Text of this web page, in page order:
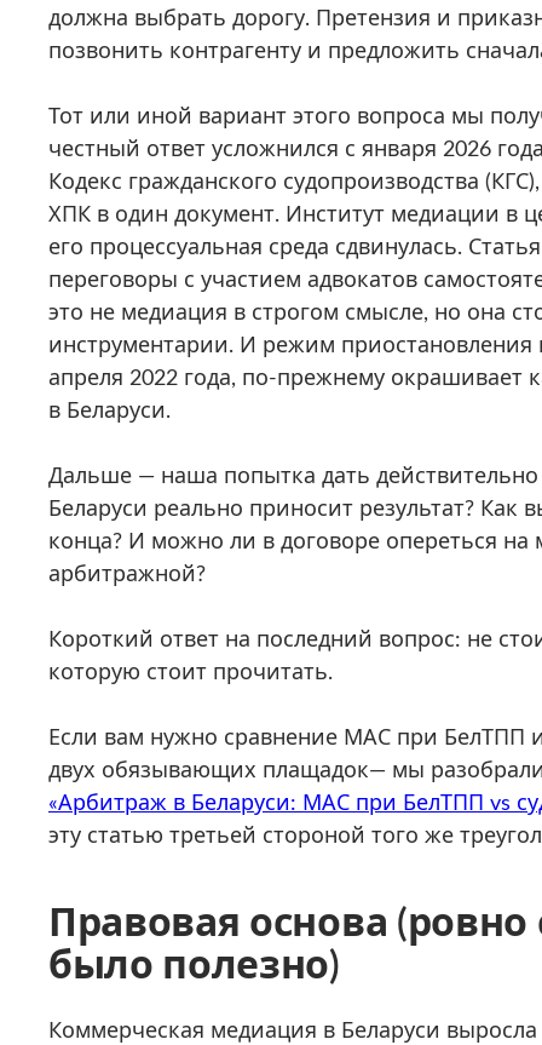
должна выбрать дорогу. Претензия и
позвонить контрагенту и предложить
Тот или иной вариант этого вопроса мы
честный ответ усложнился с января 2026
Кодекс гражданского судопроизводства
ХПК в один документ. Институт медиации в
его процессуальная среда сдвинулась.
переговоры с участием адвокатов
это не медиация в строгом смысле, но она
инструментарии. И режим
апреля 2022 года, по-прежнему окрашивает
в Беларуси.
Дальше — наша попытка дать
Беларуси реально приносит результат? Как
конца? И можно ли в договоре опереться на
арбитражной?
Короткий ответ на последний вопрос: не
которую стоит прочитать.
Если вам нужно сравнение МАС при БелТПП
двух обязывающих плащадок— мы
«Арбитраж в Беларуси: МАС при БелТПП vs
эту статью третьей стороной того же
Правовая основа
было полезно)
Коммерческая медиация в Беларуси